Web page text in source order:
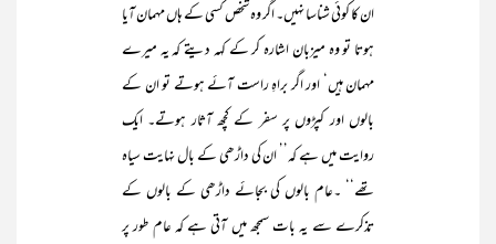
ان کا کوئی شناسا نہیں۔ اگر وہ شخص کسی کے ہاں مہمان آیا
ہوتا تو وہ میزبان اشارہ کر کے کہہ دیتے کہ یہ میرے
مہمان ہیں‘ اور اگر براہِ راست آئے ہوتے تو ان کے
بالوں اور کپڑوں پر سفر کے کچھ آثار ہوتے۔ ایک
روایت میں ہے کہ’’ ان کی داڑھی کے بال نہایت سیاہ
تھے‘‘ ۔عام بالوں کی بجائے داڑھی کے بالوں کے
تذکرے سے یہ بات سمجھ میں آتی ہے کہ عام طور پر